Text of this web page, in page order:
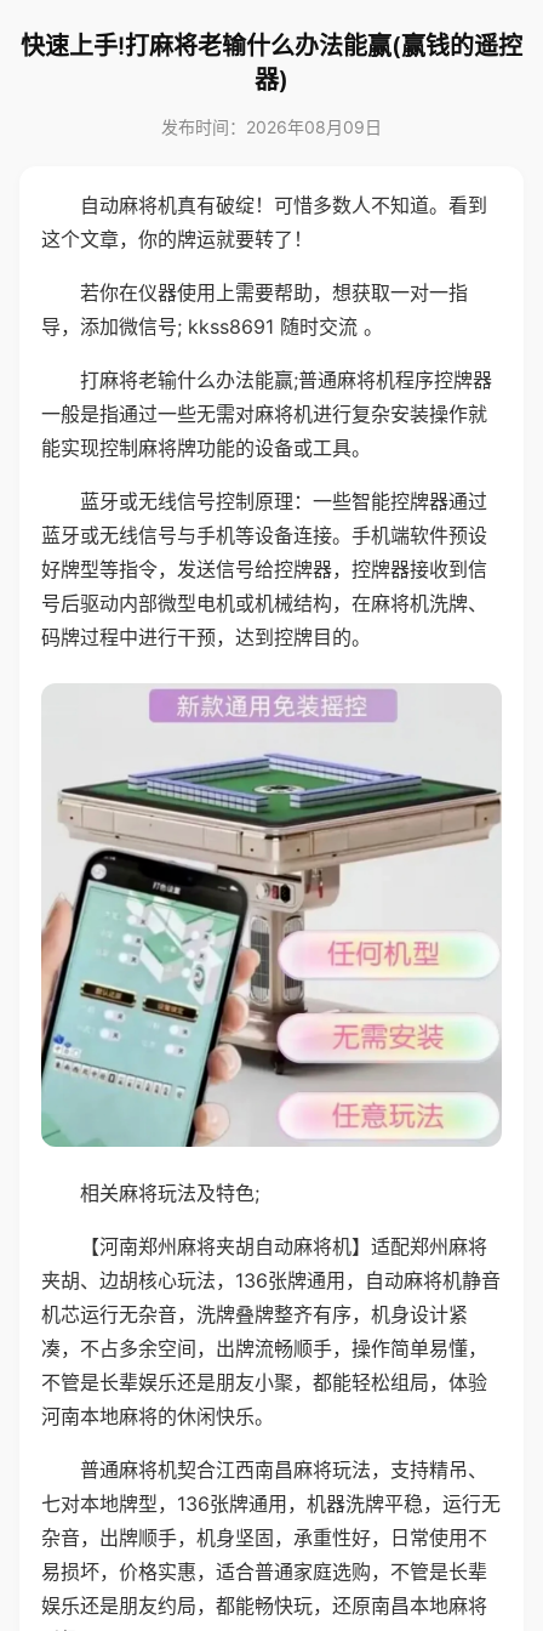
快速上手!打麻将老输什么办法能赢(赢钱的遥控
器)
发布时间：2026年08月09日
自动麻将机真有破绽！可惜多数人不知道。看到
这个文章，你的牌运就要转了！
若你在仪器使用上需要帮助，想获取一对一指
导，添加微信号; kkss8691 随时交流 。
打麻将老输什么办法能赢;普通麻将机程序控牌器
一般是指通过一些无需对麻将机进行复杂安装操作就
能实现控制麻将牌功能的设备或工具。
蓝牙或无线信号控制原理：一些智能控牌器通过
蓝牙或无线信号与手机等设备连接。手机端软件预设
好牌型等指令，发送信号给控牌器，控牌器接收到信
号后驱动内部微型电机或机械结构，在麻将机洗牌、
码牌过程中进行干预，达到控牌目的。
相关麻将玩法及特色;
【河南郑州麻将夹胡自动麻将机】适配郑州麻将
夹胡、边胡核心玩法，136张牌通用，自动麻将机静音
机芯运行无杂音，洗牌叠牌整齐有序，机身设计紧
凑，不占多余空间，出牌流畅顺手，操作简单易懂，
不管是长辈娱乐还是朋友小聚，都能轻松组局，体验
河南本地麻将的休闲快乐。
普通麻将机契合江西南昌麻将玩法，支持精吊、
七对本地牌型，136张牌通用，机器洗牌平稳，运行无
杂音，出牌顺手，机身坚固，承重性好，日常使用不
易损坏，价格实惠，适合普通家庭选购，不管是长辈
娱乐还是朋友约局，都能畅快玩，还原南昌本地麻将